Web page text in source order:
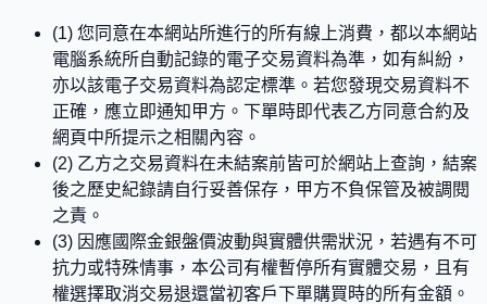
(1) 您同意在本網站所進行的所有線上消費，都以本網站
電腦系統所自動記錄的電子交易資料為準，如有糾紛，
亦以該電子交易資料為認定標準。若您發現交易資料不
正確，應立即通知甲方。下單時即代表乙方同意合約及
網頁中所提示之相關內容。
(2) 乙方之交易資料在未結案前皆可於網站上查詢，結案
後之歷史紀錄請自行妥善保存，甲方不負保管及被調閱
之責。
(3) 因應國際金銀盤價波動與實體供需狀況，若遇有不可
抗力或特殊情事，本公司有權暫停所有實體交易，且有
權選擇取消交易退還當初客戶下單購買時的所有金額。